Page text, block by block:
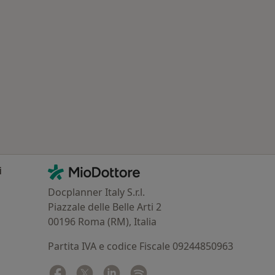
Contatti
MioDottore - Homepage
Docplanner Italy S.r.l.
Piazzale delle Belle Arti 2
00196 Roma (RM), Italia
Partita IVA e codice Fiscale 09244850963
Facebook
si apre in una nuova scheda
Twitter
si apre in una nuova scheda
Linkedin
si apre in una nuova scheda